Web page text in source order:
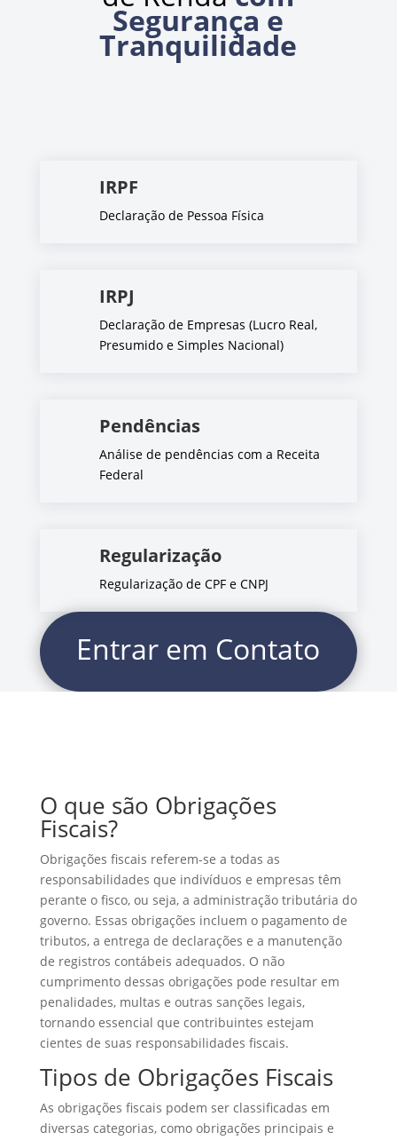
Segurança e
Tranquilidade
IRPF
Declaração de Pessoa Física
IRPJ
Declaração de Empresas (Lucro Real,
Presumido e Simples Nacional)
Pendências
Análise de pendências com a Receita
Federal
Regularização
Regularização de CPF e CNPJ
Entrar em Contato
O que são Obrigações
Fiscais?
Obrigações fiscais referem-se a todas as
responsabilidades que indivíduos e empresas têm
perante o fisco, ou seja, a administração tributária do
governo. Essas obrigações incluem o pagamento de
tributos, a entrega de declarações e a manutenção
de registros contábeis adequados. O não
cumprimento dessas obrigações pode resultar em
penalidades, multas e outras sanções legais,
tornando essencial que contribuintes estejam
cientes de suas responsabilidades fiscais.
Tipos de Obrigações Fiscais
As obrigações fiscais podem ser classificadas em
diversas categorias, como obrigações principais e